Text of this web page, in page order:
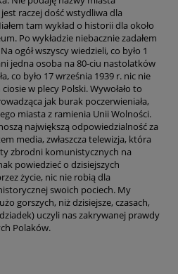
raczej dość wstydliwa dla
tam wykład o historii dla około
Po wykładzie niebacznie zadałem
ogół wszyscy wiedzieli, co było 1
jedna osoba na 80-ciu nastolatków
co było 17 września 1939 r. nic nie
w plecy Polski. Wywołało to
jak burak poczerwieniała,
miasta z ramienia Unii Wolności.
największą odpowiedzialność za
media, zwłaszcza telewizja, która
zbrodni komunistycznych na
powiedzieć o dzisiejszych
życie, nic nie robią dla
swoich pociech. My
gorszych, niż dzisiejsze, czasach,
uczyli nas zakrywanej prawdy
Polaków.